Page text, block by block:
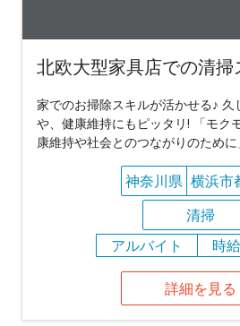
北欧大型家具店での清掃
家でのお掃除スキルが活かせる♪
や、健康維持にもピッタリ! 「モク
康維持や社会とのつながりのため
神奈川県 横浜市
清掃
アルバイト
時
詳細を見る